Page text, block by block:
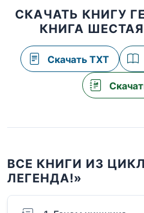
СКАЧАТЬ КНИГУ
КНИГА
Скачать TXT
ВСЕ КНИГИ ИЗ
ЛЕГЕНДА!»